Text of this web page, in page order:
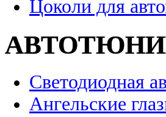
Цоколи для
Светодиодная
Ангельские